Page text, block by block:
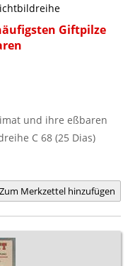
Giftpilze
und ihre eßbaren
C 68 (25 Dias)
Zum Merkzettel hinzufügen